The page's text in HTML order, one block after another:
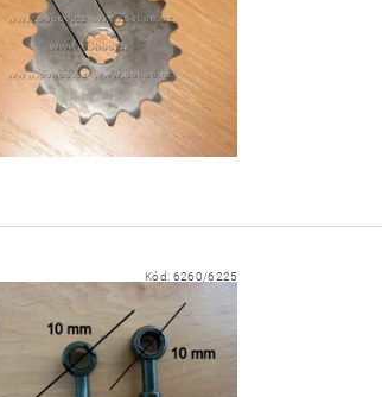
Kód: 6260/6225